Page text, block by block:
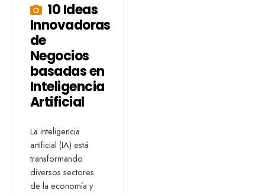
10 Ideas
Innovadoras
de
Negocios
basadas en
Inteligencia
Artificial
La inteligencia
artificial (IA) está
transformando
diversos sectores
de la economía y